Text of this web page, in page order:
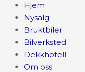
Hjem
Nysalg
Bruktbiler
Bilverksted
Dekkhotell
Om oss